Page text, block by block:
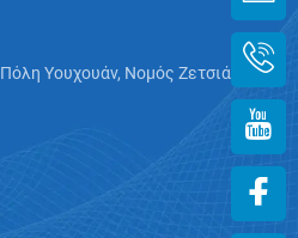
Υουχουάν, Νομός Ζετσιάνγκ,